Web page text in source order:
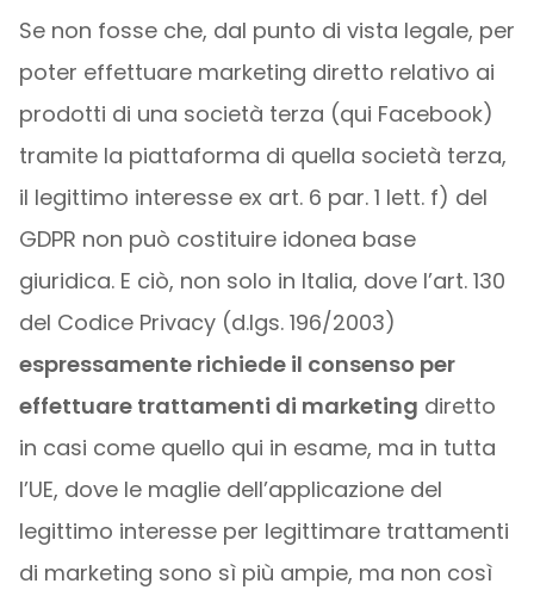
Se non fosse che, dal punto di vista legale, per
poter effettuare marketing diretto relativo ai
prodotti di una società terza (qui Facebook)
tramite la piattaforma di quella società terza,
il legittimo interesse ex art. 6 par. 1 lett. f) del
GDPR non può costituire idonea base
giuridica. E ciò, non solo in Italia, dove l’art. 130
del Codice Privacy (d.lgs. 196/2003)
espressamente richiede il consenso per
effettuare trattamenti di marketing diretto
in casi come quello qui in esame, ma in tutta
l’UE, dove le maglie dell’applicazione del
legittimo interesse per legittimare trattamenti
di marketing sono sì più ampie, ma non così